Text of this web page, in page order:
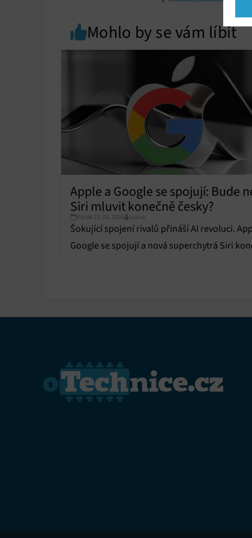
Mohlo by se vám líbit
Apple a Google se spojují: Bude
Siri mluvit konečně česky?
Pátek 12. 06. 2026 Ivana
Šokující spojení rivalů přináší AI revoluci.
Google se spojují a nová superchytrá Siri